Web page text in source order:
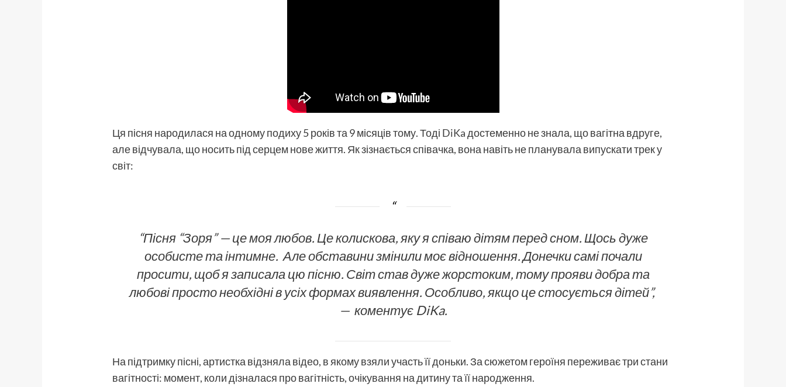
Ця пісня народилася на одному подиху 5 років та 9 місяців тому. Тоді DiKaдостеменно не знала, що вагітна вдруге,
але відчувала, що носить під серцем нове життя. Як зізнається співачка, вона навіть не планувала випускати трек у
світ:
“Пісня “Зоря” — це моя любов. Це колискова, яку я співаю дітям перед сном. Щось дуже
особисте та інтимне. Але обставини змінили моє відношення. Донечки самі почали
просити, щоб я записала цю пісню. Світ став дуже жорстоким, тому прояви добра та
любові просто необхідні в усіх формах виявлення. Особливо, якщо це стосується дітей”,
— коментує DiKa.
На підтримку пісні, артистка відзняла відео, в якому взяли участь її доньки. За сюжетом героїня переживає три стани
вагітності: момент, коли дізналася про вагітність, очікування на дитину та її народження.